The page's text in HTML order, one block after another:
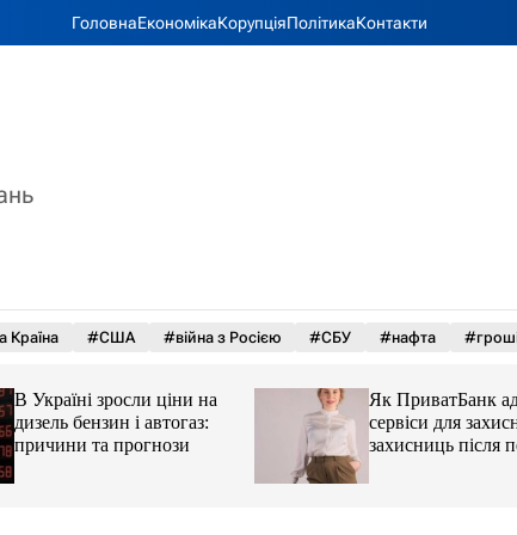
ГоловнаЕкономікаКорупціяПолітикаКонтакти
Країна #США #війна з Росією #СБУ #нафта
В Україні зросли ціни на
дизель бензин і автогаз:
причини та прогнози
Як ПриватБанк
сервіси для
захисниць після